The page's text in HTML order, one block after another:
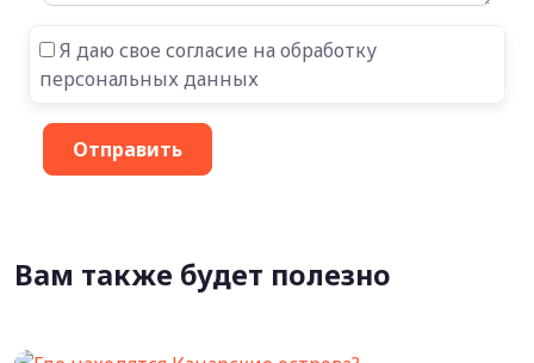
Я даю свое согласие на обработку
персональных данных
Вам также будет полезно